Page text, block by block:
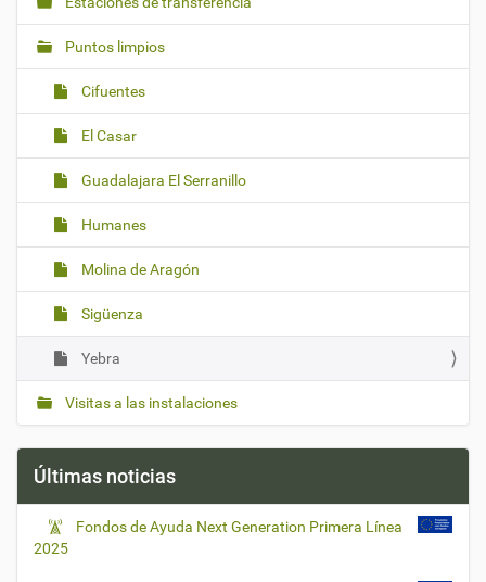
Puntos limpios
Cifuentes
El Casar
Guadalajara El Serranillo
Humanes
Molina de Aragón
Sigüenza
Yebra
Visitas a las instalaciones
Últimas noticias
Fondos de Ayuda Next Generation Primera Línea
2025